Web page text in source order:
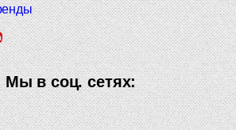
Мы в соц. сетях: